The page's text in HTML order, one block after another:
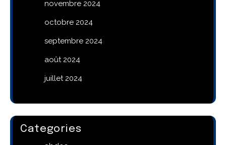
novembre 2024
octobre 2024
septembre 2024
août 2024
juillet 2024
Categories